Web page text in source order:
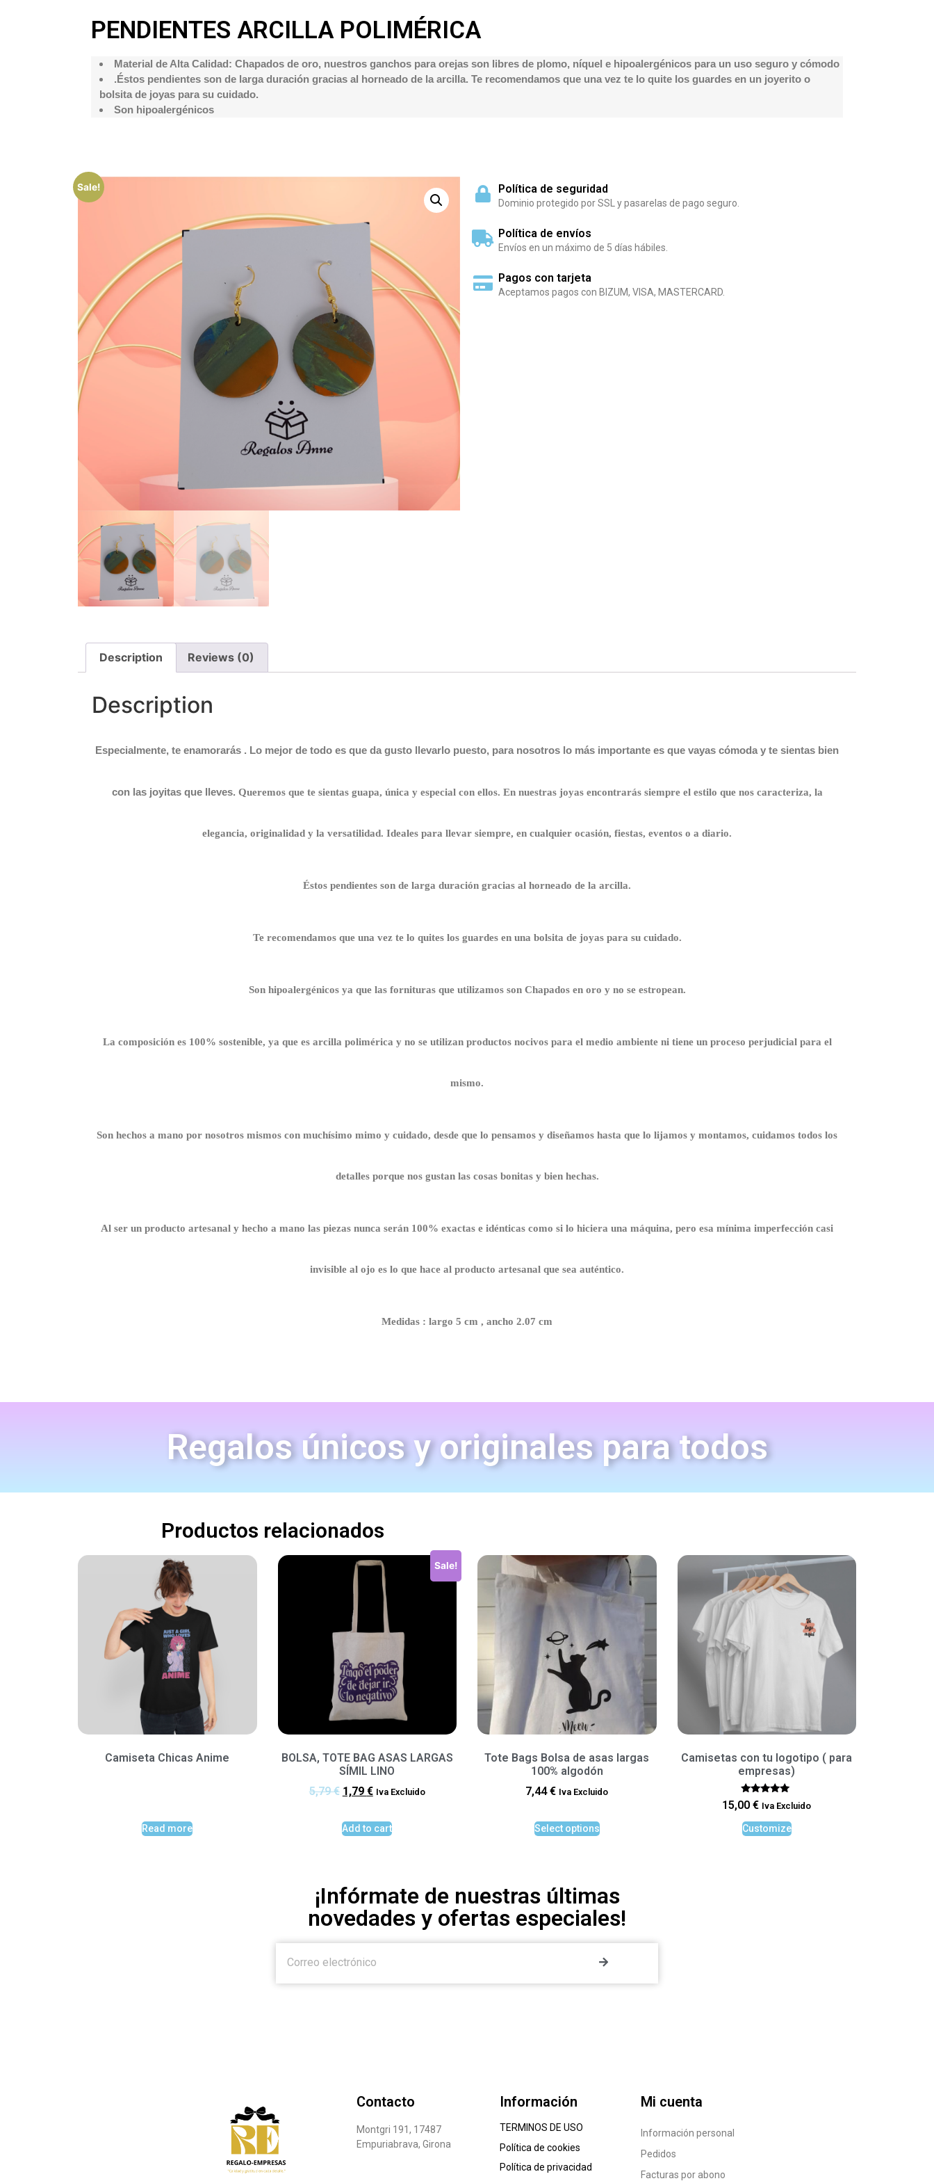
PENDIENTES ARCILLA POLIMÉRICA
Material de Alta Calidad: Chapados de oro, nuestros ganchos para orejas son libres de plomo, níquel e hipoalergénicos para un uso seguro y cómodo
.Éstos pendientes son de larga duración gracias al horneado de la arcilla. Te recomendamos que una vez te lo quite los guardes en un joyerito o
bolsita de joyas para su cuidado.
Son hipoalergénicos
Sale! Política de seguridad
Dominio protegido por SSL y pasarelas de pago seguro.
Política de envíos
Envíos en un máximo de 5 días hábiles.
Pagos con tarjeta
Aceptamos pagos con BIZUM, VISA, MASTERCARD.
Description Reviews (0)
Description
Especialmente, te enamorarás . Lo mejor de todo es que da gusto llevarlo puesto, para nosotros lo más importante es que vayas cómoda y te sientas bien
con las joyitas que lleves. Queremos que te sientas guapa, única y especial con ellos. En nuestras joyas encontrarás siempre el estilo que nos caracteriza, la
elegancia, originalidad y la versatilidad. Ideales para llevar siempre, en cualquier ocasión, fiestas, eventos o a diario.
Éstos pendientes son de larga duración gracias al horneado de la arcilla.
Te recomendamos que una vez te lo quites los guardes en una bolsita de joyas para su cuidado.
Son hipoalergénicos ya que las fornituras que utilizamos son Chapados en oro y no se estropean.
La composición es 100% sostenible, ya que es arcilla polimérica y no se utilizan productos nocivos para el medio ambiente ni tiene un proceso perjudicial para el
mismo.
Son hechos a mano por nosotros mismos con muchísimo mimo y cuidado, desde que lo pensamos y diseñamos hasta que lo lijamos y montamos, cuidamos todos los
detalles porque nos gustan las cosas bonitas y bien hechas.
Al ser un producto artesanal y hecho a mano las piezas nunca serán 100% exactas e idénticas como si lo hiciera una máquina, pero esa mínima imperfección casi
invisible al ojo es lo que hace al producto artesanal que sea auténtico.
Medidas : largo 5 cm , ancho 2.07 cm
Regalos únicos y originales para todos
Productos relacionados
Camiseta Chicas Anime
Read more
Sale!
BOLSA, TOTE BAG ASAS LARGAS
SÍMIL LINO
5,79€ 1,79 € Iva Excluido
Add to cart
Tote Bags Bolsa de asas largas
100% algodón
7,44€ Iva Excluido
Select options
Camisetas con tu logotipo ( para
empresas)
Rated
5.00
out of 5
15,00€ Iva Excluido
Customize
¡Infórmate de nuestras últimas
novedades y ofertas especiales!
Contacto
Montgri 191, 17487
Empuriabrava, Girona
Información
TERMINOS DE USO
Política de cookies
Política de privacidad
Mi cuenta
Información personal
Pedidos
Facturas por abono